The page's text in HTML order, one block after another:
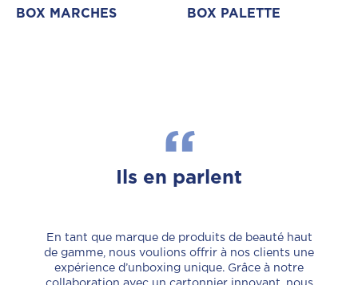
BOX MARCHES BOX PALETTE
Ils en parlent
En tant que marque de produits de beauté haut
de gamme, nous voulions offrir à nos clients une
expérience d’unboxing unique. Grâce à notre
réalisé pour le compte d’un de nos clients une
série de caisses cartons PAV (Prêt à Vendre) avec
des croisillons, et une jolie impression sur les
faces extérieures. Nous leur avons donné notre
Nous collaborons avec Cartonnages Vaillant